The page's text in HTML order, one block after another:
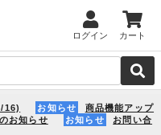
ログイン カート
16) お知らせ
商品機能アップ
お知らせ お知らせ
お問い合